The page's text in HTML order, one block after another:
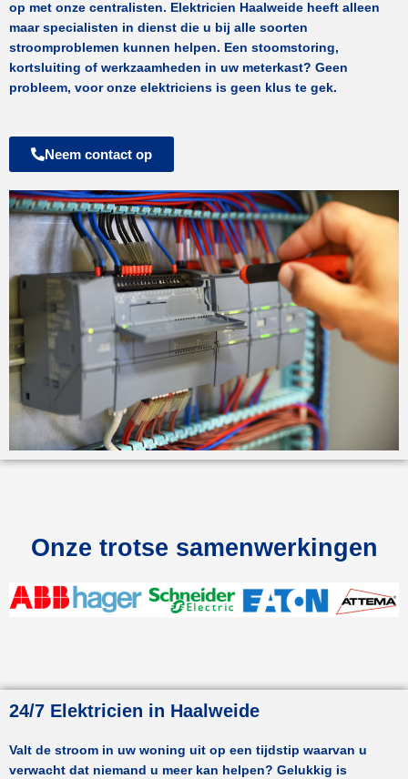
op met onze centralisten. Elektricien Haalweide heeft alleen
maar specialisten in dienst die u bij alle soorten
stroomproblemen kunnen helpen. Een stoomstoring,
kortsluiting of werkzaamheden in uw meterkast? Geen
probleem, voor onze elektriciens is geen klus te gek.
Neem contact op
Onze trotse samenwerkingen
24/7 Elektricien in Haalweide
Valt de stroom in uw woning uit op een tijdstip waarvan u
verwacht dat niemand u meer kan helpen? Gelukkig is